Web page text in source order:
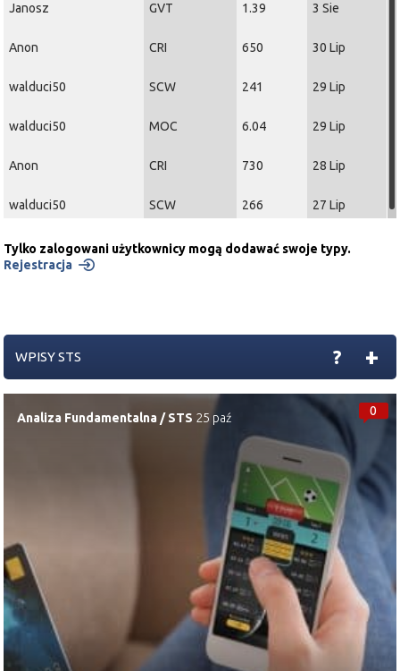
Janosz GVT 1.39 3 Sie
Anon CRI 650 30 Lip
walduci50 SCW 241 29 Lip
walduci50 MOC 6.04 29 Lip
Anon CRI 730 28 Lip
walduci50 SCW 266 27 Lip
Tylko zalogowani użytkownicy mogą dodawać swoje typy.
Rejestracja
WPISY STS +
?
0
Analiza Fundamentalna /STS 25 paź